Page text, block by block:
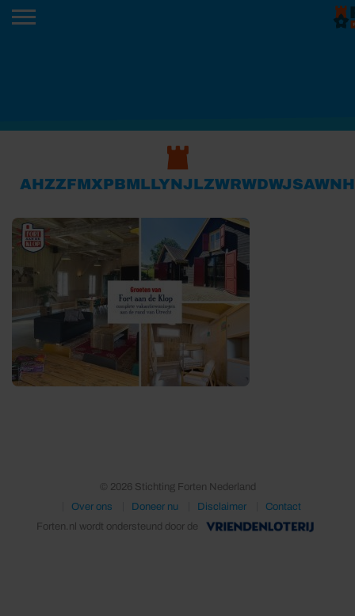
© 2026 Stichting Forten Nederland
Over ons
Doneer nu Disclaimer
Contact
Forten.nl wordt ondersteund door de